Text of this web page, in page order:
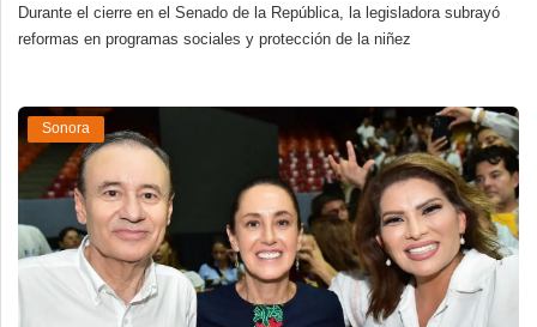
Durante el cierre en el Senado de la República, la legisladora subrayó
reformas en programas sociales y protección de la niñez
Sonora